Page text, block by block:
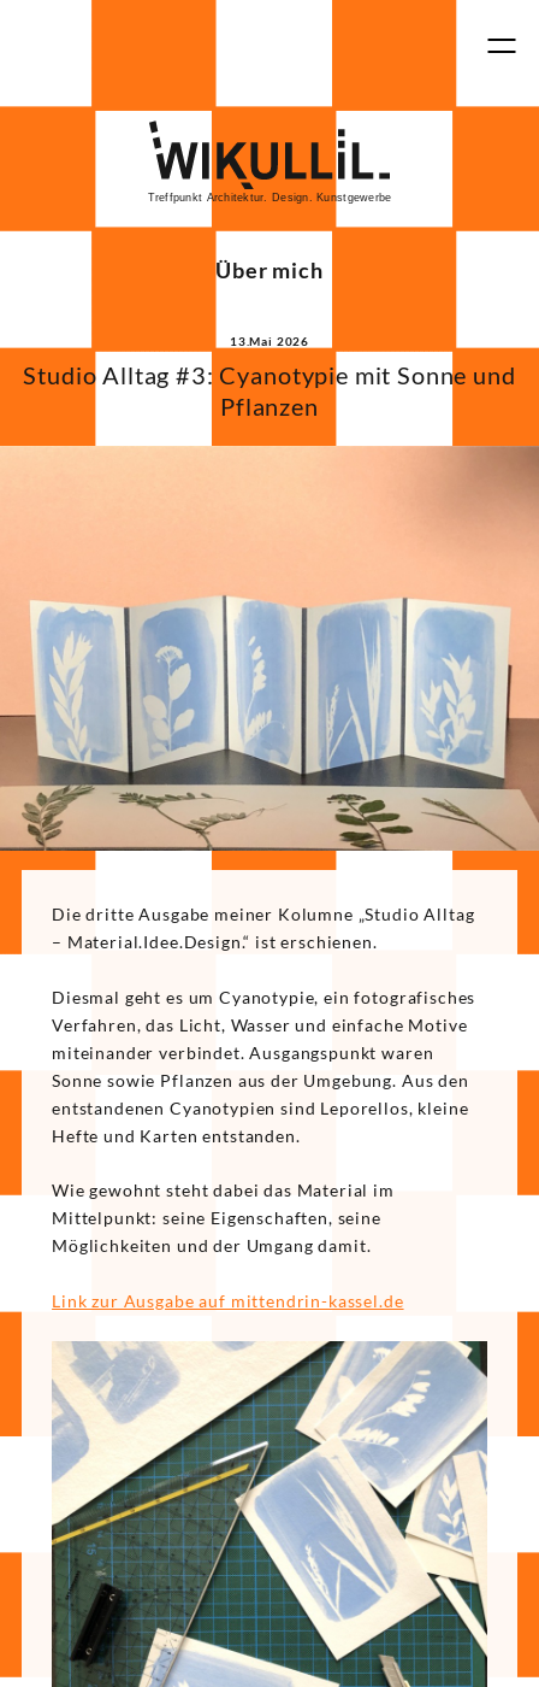
Treffpunkt Architektur. Design. Kunstgewerbe
Über mich
13.Mai 2026
Studio Alltag #3: Cyanotypie mit Sonne und
Pflanzen
Die dritte Ausgabe meiner Kolumne „Studio Alltag
– Material.Idee.Design.“ ist erschienen.
Diesmal geht es um Cyanotypie, ein fotografisches
Verfahren, das Licht, Wasser und einfache Motive
miteinander verbindet. Ausgangspunkt waren
Sonne sowie Pflanzen aus der Umgebung. Aus den
entstandenen Cyanotypien sind Leporellos, kleine
Hefte und Karten entstanden.
Wie gewohnt steht dabei das Material im
Mittelpunkt: seine Eigenschaften, seine
Möglichkeiten und der Umgang damit.
Link zur Ausgabe auf mittendrin-kassel.de